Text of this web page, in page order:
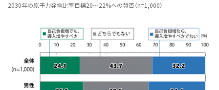
2030年の原子力発電比率目標20～22%への賛否（n=1,000）